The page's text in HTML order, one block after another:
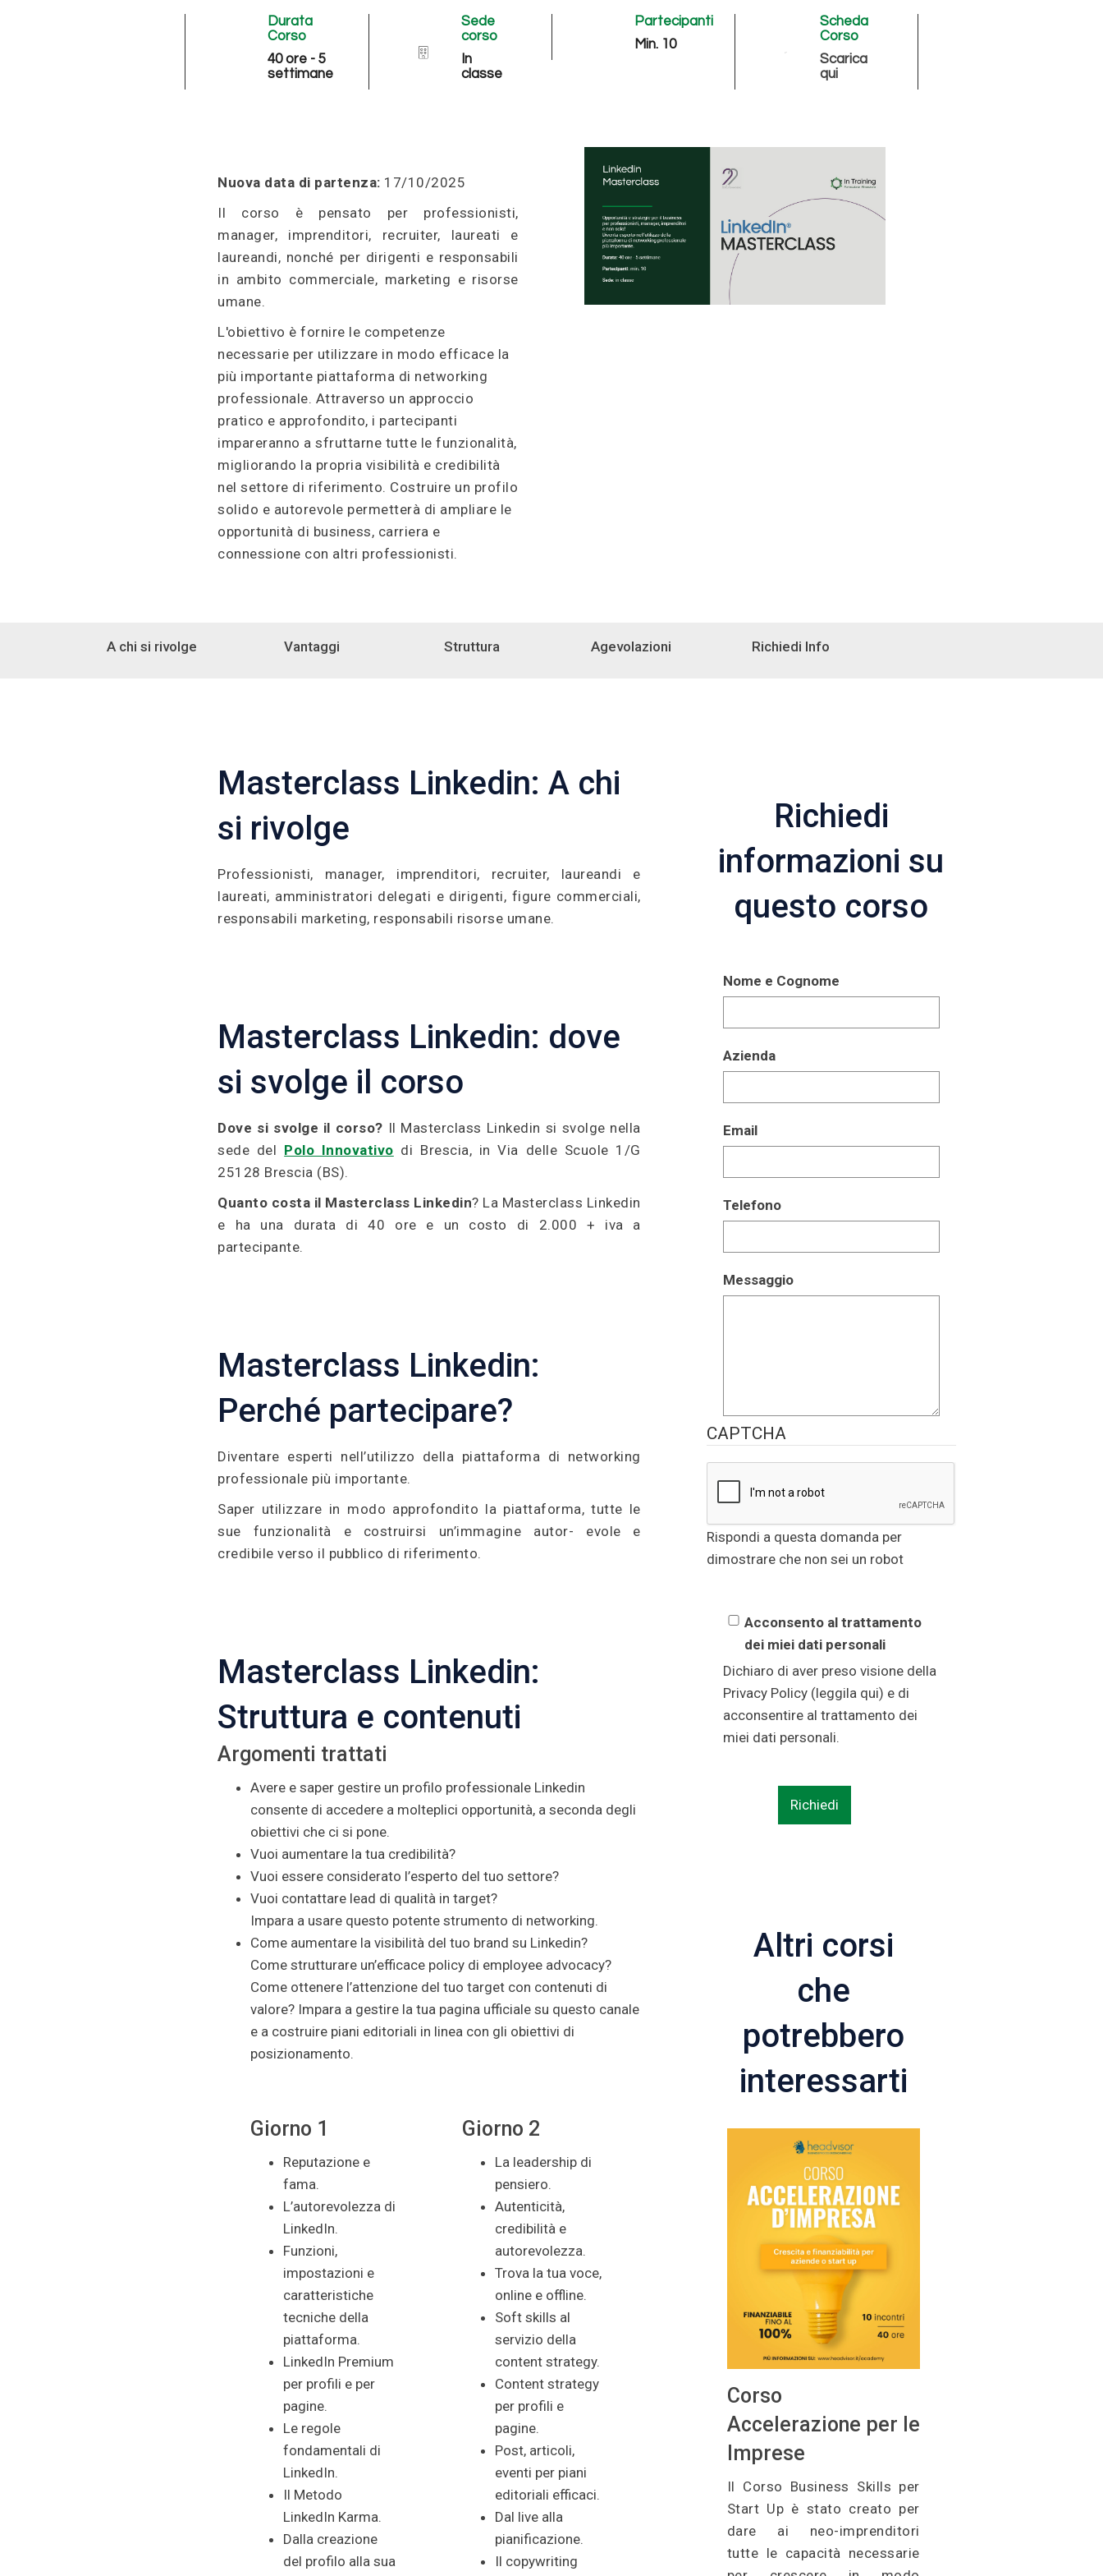
Durata
Corso
40 ore - 5
settimane
Sede
corso
In
classe
Partecipanti
Min. 10
Scheda
Corso
Scarica
qui
Nuova data di partenza: 17/10/2025
Il corso è pensato per professionisti,
manager, imprenditori, recruiter, laureati e
laureandi, nonché per dirigenti e responsabili
in ambito commerciale, marketing e risorse
umane.
L'obiettivo è fornire le competenze
necessarie per utilizzare in modo efficace la
più importante piattaforma di networking
professionale. Attraverso un approccio
pratico e approfondito, i partecipanti
impareranno a sfruttarne tutte le funzionalità,
migliorando la propria visibilità e credibilità
nel settore di riferimento. Costruire un profilo
solido e autorevole permetterà di ampliare le
opportunità di business, carriera e
connessione con altri professionisti.
A chi si rivolge Vantaggi Struttura Agevolazioni Richiedi Info
Masterclass Linkedin: A chi
si rivolge
Professionisti, manager, imprenditori, recruiter, laureandi e
laureati, amministratori delegati e dirigenti, figure commerciali,
responsabili marketing, responsabili risorse umane.
Masterclass Linkedin: dove
si svolge il corso
Dove si svolge il corso? Il Masterclass Linkedin si svolge nella
sede del Polo Innovativo di Brescia, in Via delle Scuole 1/G
25128 Brescia (BS).
Quanto costa il Masterclass Linkedin? La Masterclass Linkedin
e ha una durata di 40 ore e un costo di 2.000 + iva a
partecipante.
Masterclass Linkedin:
Perché partecipare?
Diventare esperti nell’utilizzo della piattaforma di networking
professionale più importante.
Saper utilizzare in modo approfondito la piattaforma, tutte le
sue funzionalità e costruirsi un’immagine autor- evole e
credibile verso il pubblico di riferimento.
Masterclass Linkedin:
Struttura e contenuti
Argomenti trattati
Avere e saper gestire un profilo professionale Linkedin
consente di accedere a molteplici opportunità, a seconda degli
obiettivi che ci si pone.
Vuoi aumentare la tua credibilità?
Vuoi essere considerato l’esperto del tuo settore?
Vuoi contattare lead di qualità in target?
Impara a usare questo potente strumento di networking.
Come aumentare la visibilità del tuo brand su Linkedin?
Come strutturare un’efficace policy di employee advocacy?
Come ottenere l’attenzione del tuo target con contenuti di
valore? Impara a gestire la tua pagina ufficiale su questo canale
e a costruire piani editoriali in linea con gli obiettivi di
posizionamento.
Giorno 1
Reputazione e
fama.
L’autorevolezza di
LinkedIn.
Funzioni,
impostazioni e
caratteristiche
tecniche della
piattaforma.
LinkedIn Premium
per profili e per
pagine.
Le regole
fondamentali di
LinkedIn.
Il Metodo
LinkedIn Karma.
Dalla creazione
del profilo alla sua
Giorno 2
La leadership di
pensiero.
Autenticità,
credibilità e
autorevolezza.
Trova la tua voce,
online e offline.
Soft skills al
servizio della
content strategy.
Content strategy
per profili e
pagine.
Post, articoli,
eventi per piani
editoriali efficaci.
Dal live alla
pianificazione.
Il copywriting
Richiedi
informazioni su
questo corso
Nome e Cognome
Azienda
Email
Telefono
Messaggio
CAPTCHA
Rispondi a questa domanda per
dimostrare che non sei un robot
Acconsento al trattamento
dei miei dati personali
Dichiaro di aver preso visione della
Privacy Policy (leggila qui) e di
acconsentire al trattamento dei
miei dati personali.
Altri corsi
che
potrebbero
interessarti
Corso
Accelerazione per le
Imprese
Il Corso Business Skills per
Start Up è stato creato per
dare ai neo-imprenditori
tutte le capacità necessarie